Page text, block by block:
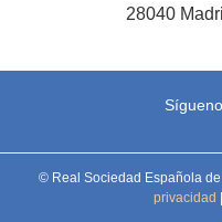
28040
© Real Sociedad Española de
privacidad |